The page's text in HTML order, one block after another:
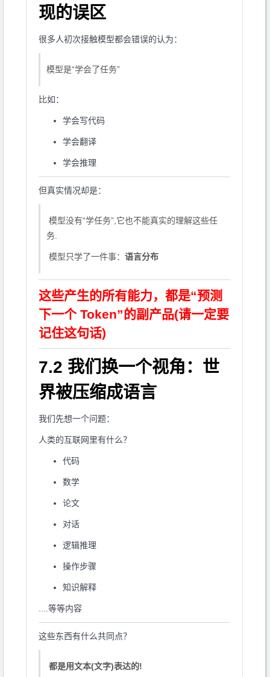
现的误区
很多人初次接触模型都会错误的认为：
模型是“学会了任务”
比如：
学会写代码
学会翻译
学会推理
但真实情况却是：
模型没有“学任务”,它也不能真实的理解这些任
务.
模型只学了一件事： 语言分布
这些产生的所有能力，都是“预测
下一个 Token”的副产品(请一定要
记住这句话)
7.2 我们换一个视角：世
界被压缩成语言
我们先想一个问题：
人类的互联网里有什么？
代码
数学
论文
对话
逻辑推理
操作步骤
知识解释
....等等内容
这些东西有什么共同点？
都是用文本(文字)表达的!